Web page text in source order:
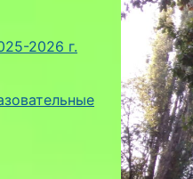
2026 г.